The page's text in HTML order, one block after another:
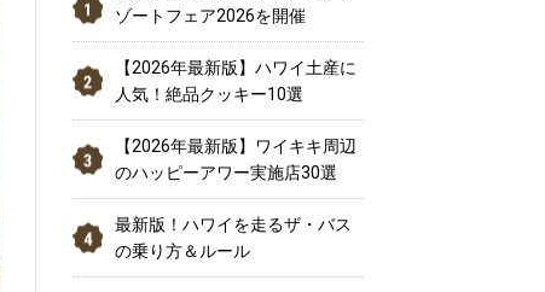
ゾートフェア2026を開催
【2026年最新版】ハワイ土産に
人気！絶品クッキー10選
【2026年最新版】ワイキキ周辺
のハッピーアワー実施店30選
最新版！ハワイを走るザ・バス
の乗り方＆ルール